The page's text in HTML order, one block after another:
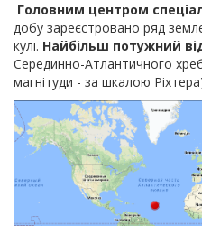
Головним центром
добу зареєстровано ряд
кулі. Найбільш потужний
Серединно-Атлантичного
магнітуди - за шкалою